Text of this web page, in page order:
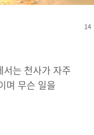
는 천사가 자주
며 무슨 일을